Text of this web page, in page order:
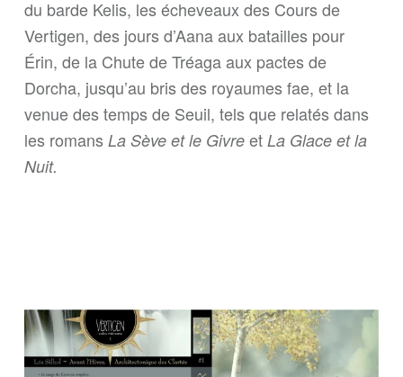
du barde Kelis, les écheveaux des Cours de
Vertigen, des jours d’Aana aux batailles pour
Érin, de la Chute de Tréaga aux pactes de
Dorcha, jusqu’au bris des royaumes fae, et la
venue des temps de Seuil, tels que relatés dans
les romans La Sève et le Givreet La Glace et la
Nuit.